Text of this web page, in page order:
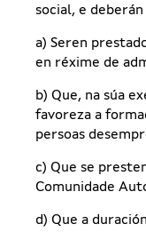
social, e
a) Seren
en réxime de
b) Que, na súa
favoreza a
persoas
c) Que se
Comunidade
d) Que a